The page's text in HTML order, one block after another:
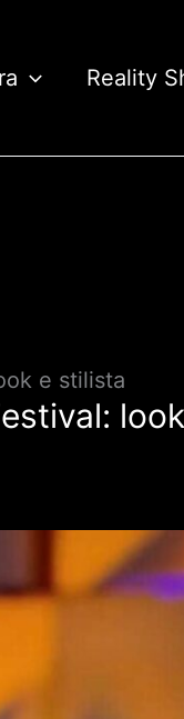
Reality
e stilista